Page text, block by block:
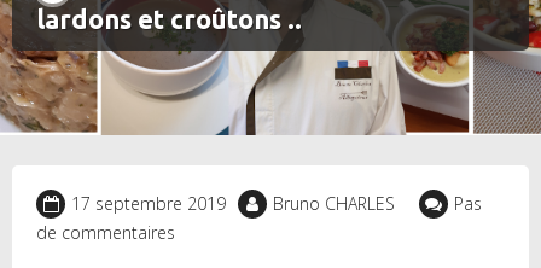
lardons et croûtons ..
17 septembre 2019 Bruno CHARLES
Pas
de commentaires